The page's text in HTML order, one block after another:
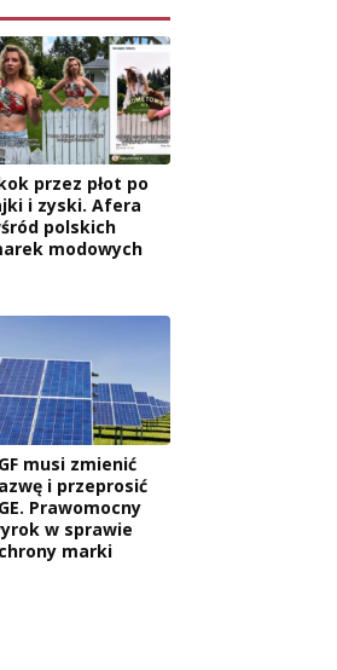
przez płot po
i zyski. Afera
polskich
modowych
musi zmienić
i przeprosić
Prawomocny
w sprawie
marki